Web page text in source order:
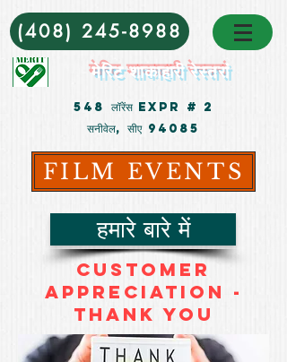
(408) 245-8988
मेरिट शाकाहारी रेस्तरां
548 लॉरेंस Expr # 2
सनीवेल, सीए 94085
FILM EVENTS
हमारे बारे में
CUSTOMER
APPRECIATION -
THANK YOU